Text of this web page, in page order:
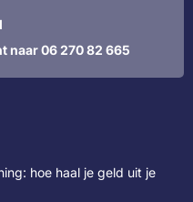
naar 06 270 82 665
hoe haal je geld uit je